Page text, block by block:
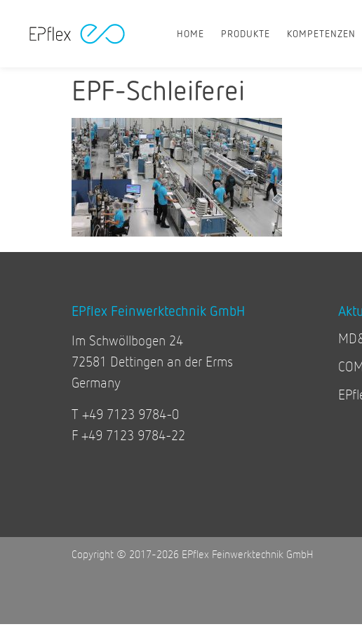
HOME PRODUKTE KOMPETENZEN
EPF-Schleiferei
EPflex Feinwerktechnik GmbH
Im Schwöllbogen 24
72581 Dettingen an der Erms
Germany
T +49 7123 9784-0
F +49 7123 9784-22
Copyright © 2017-2026 EPflex Feinwerktechnik GmbH